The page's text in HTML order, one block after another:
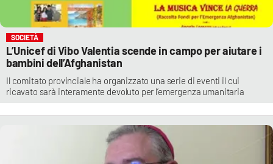
SOCIETÀ
L’Unicef di Vibo Valentia scende in campo per aiutare i
bambini dell’Afghanistan
Il comitato provinciale ha organizzato una serie di eventi il cui
ricavato sarà interamente devoluto per l’emergenza umanitaria